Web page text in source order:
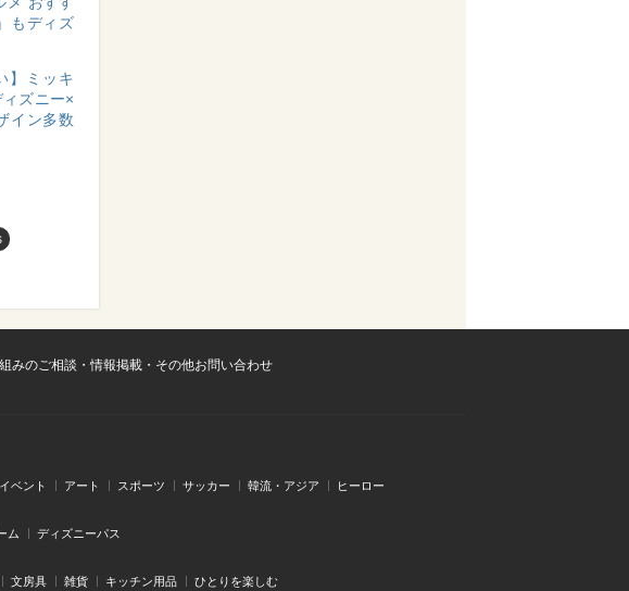
もディズ
】ミッキ
ズニー×
イン多数
みのご相談・情報掲載・その他お問い合わせ
イベント アート スポーツ サッカー 韓流・アジア ヒーロー
ム ディズニーパス
文房具 雑貨 キッチン用品 ひとりを楽しむ